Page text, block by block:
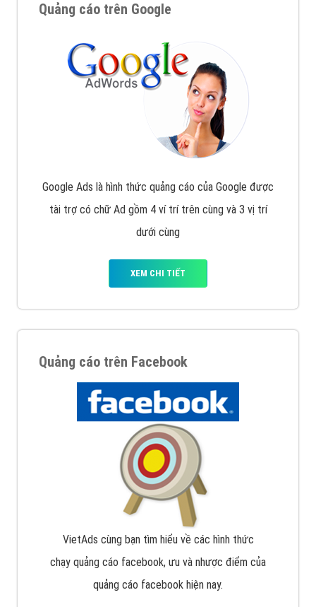
Quảng cáo trên Google
Google Ads là hình thức quảng cáo của Google được
tài trợ có chữ Ad gồm 4 ví trí trên cùng và 3 vị trí
dưới cùng
XEM CHI TIẾT
Quảng cáo trên Facebook
VietAds cùng bạn tìm hiểu về các hình thức
chạy quảng cáo facebook, ưu và nhược điểm của
quảng cáo facebook hiện nay.